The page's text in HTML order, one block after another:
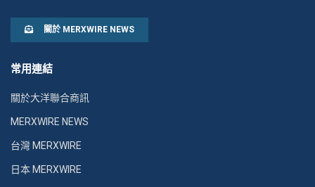
關於 MERXWIRE NEWS
常用連結
關於大洋聯合商訊
MERXWIRE NEWS
台灣 MERXWIRE
日本 MERXWIRE